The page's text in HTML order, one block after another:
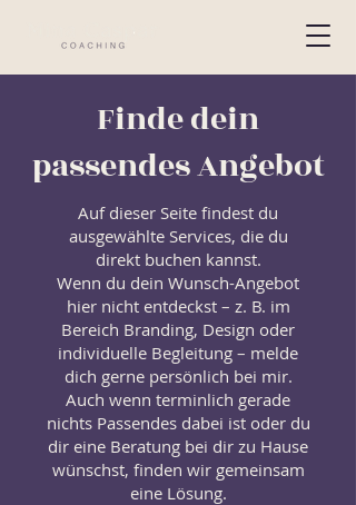
Finde dein
passendes Angebot
Auf dieser Seite findest du
ausgewählte Services, die du
direkt buchen kannst.
Wenn du dein Wunsch-Angebot
hier nicht entdeckst – z. B. im
Bereich Branding, Design oder
individuelle Begleitung – melde
dich gerne persönlich bei mir.
Auch wenn terminlich gerade
nichts Passendes dabei ist oder du
dir eine Beratung bei dir zu Hause
wünschst, finden wir gemeinsam
eine Lösung.